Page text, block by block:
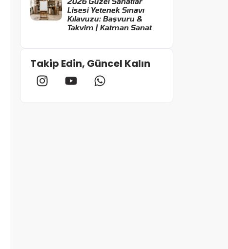
Lisesi Yetenek Sınavı
Kılavuzu: Başvuru &
Takvim | Katman Sanat
Takip Edin, Güncel Kalın